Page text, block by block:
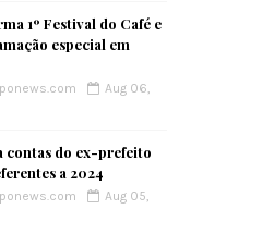
1º Festival do Café e
especial em
Aug 06,
contas do ex-prefeito
a 2024
Aug 05,